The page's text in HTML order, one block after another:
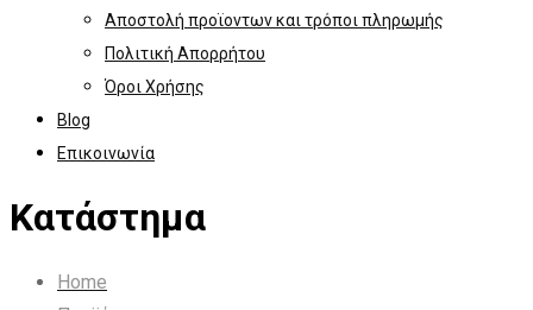
Αποστολή προϊοντων και τρόποι πληρωμής
Πολιτική Απορρήτου
Όροι Χρήσης
Blog
Επικοινωνία
Κατάστημα
Home